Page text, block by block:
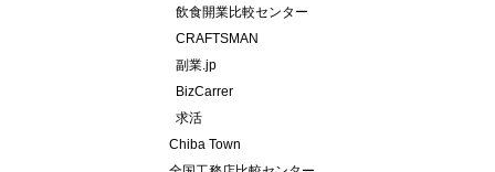
飲食開業比較センター
CRAFTSMAN
副業.jp
BizCarrer
求活
Chiba Town